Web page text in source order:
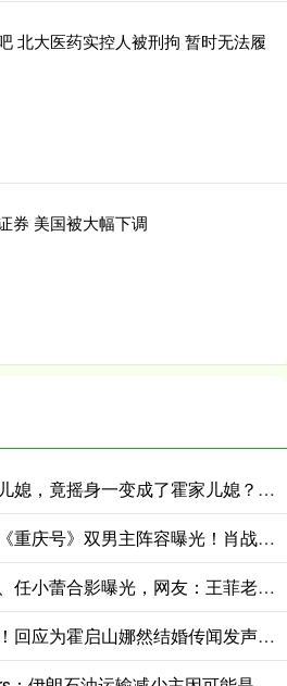
北大医药实控人被刑拘 暂时无法履
券 美国被大幅下调
星富优配 成龙不要的儿媳，竟摇身一变成了霍家儿媳？感到意外的何止他一人
嘉汇优配交易 献礼剧《重庆号》双男主阵容曝光！肖战无缝衔接进组，搭档老顶流
长胜证券 王菲与孙浩、任小蕾合影曝光，网友：王菲老了，眼角下垂皱纹明显
美牛股 郭晶晶不忍了！回应为霍启山娜然结婚传闻发声之事，我们都被骗了